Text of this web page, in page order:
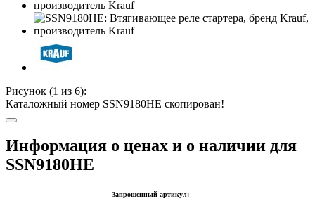
Рисунок (1 из 6):
Каталожный номер SSN9180HE скопирован!
Информация о ценах и о наличии для
SSN9180HE
Запрошенный артикул: